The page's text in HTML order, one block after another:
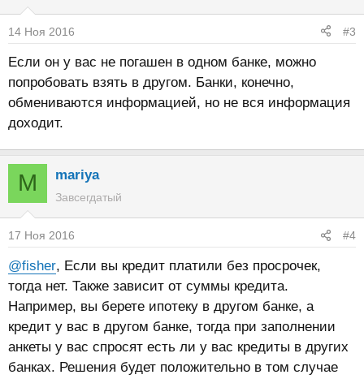
14 Ноя 2016 #3
Если он у вас не погашен в одном банке, можно
попробовать взять в другом. Банки, конечно,
обмениваются информацией, но не вся информация
доходит.
M mariya
Завсегдатый
17 Ноя 2016 #4
@fisher, Если вы кредит платили без просрочек,
тогда нет. Также зависит от суммы кредита.
Например, вы берете ипотеку в другом банке, а
кредит у вас в другом банке, тогда при заполнении
анкеты у вас спросят есть ли у вас кредиты в других
банках. Решения будет положительно в том случае